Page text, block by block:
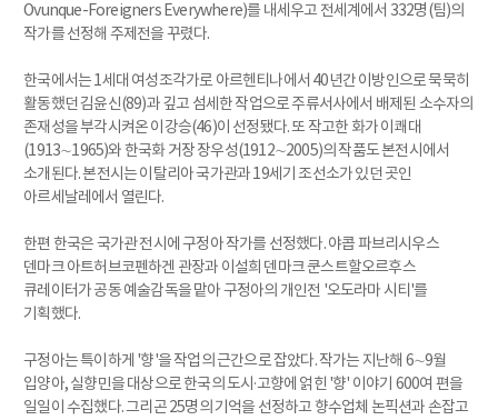
Ovunque-Foreigners Everywhere)를 내세우고 전세계에서 332명(팀)의
작가를 선정해 주제전을 꾸렸다.
한국에서는 1세대 여성조각가로 아르헨티나에서 40년간 이방인으로 묵묵히
활동했던 김윤신(89)과 깊고 섬세한 작업으로 주류서사에서 배제된 소수자의
존재성을 부각시켜온 이강승(46)이 선정됐다. 또 작고한 화가 이쾌대
(1913∼1965)와 한국화 거장 장우성(1912∼2005)의 작품도 본전시에서
소개된다. 본전시는 이탈리아 국가관과 19세기 조선소가 있던 곳인
아르세날레에서 열린다.
한편 한국은 국가관 전시에 구정아 작가를 선정했다. 야콥 파브리시우스
덴마크 아트허브코펜하겐 관장과 이설희 덴마크 쿤스트할오르후스
큐레이터가 공동 예술감독을 맡아 구정아의 개인전 '오도라마 시티'를
기획했다.
구정아는 특이하게 '향'을 작업의 근간으로 잡았다. 작가는 지난해 6∼9월
입양아, 실향민을 대상으로 한국의 도시·고향에 얽힌 '향' 이야기 600여 편을
일일이 수집했다. 그리곤 25명의 기억을 선정하고 향수업체 논픽션과 손잡고